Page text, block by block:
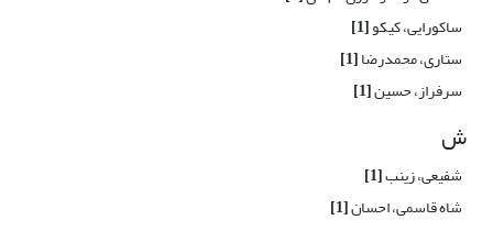
ساکورایی، کیکو[1]
ستاری، محمدرضا[1]
سرفراز، حسین[1]
ش
شفیعی، زینب[1]
شاه قاسمی، احسان[1]